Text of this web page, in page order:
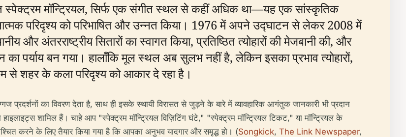
स्पेक्ट्रम मॉन्ट्रियल, सिर्फ एक संगीत स्थल से कहीं अधिक था—यह एक सांस्कृतिक
परिदृश्य को परिभाषित और उन्नत किया। 1976 में अपने उद्घाटन से लेकर 2008 में
अंतरराष्ट्रीय सितारों का स्वागत किया, प्रतिष्ठित त्योहारों की मेजबानी की, और
का पर्याय बन गया। हालाँकि मूल स्थल अब सुलभ नहीं है, लेकिन इसका प्रभाव त्योहारों,
शहर के कला परिदृश्य को आकार दे रहा है।
प्रदर्शनों का विवरण देता है, साथ ही इसके स्थायी विरासत से जुड़ने के बारे में व्यावहारिक आगंतुक जानकारी भी प्रदान
शामिल हैं। चाहे आप "स्पेक्ट्रम मॉन्ट्रियल विज़िटिंग घंटे," "स्पेक्ट्रम मॉन्ट्रियल टिकट," या मॉन्ट्रियल के
करने के लिए तैयार किया गया है कि आपका अनुभव यादगार और समृद्ध हो। (Songkick, The Link Newspaper,